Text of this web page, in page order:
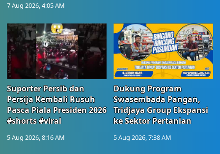
7 Aug 2026, 4:05 AM
Suporter Persib dan
Persija Kembali Rusuh
Pasca Piala Presiden 2026
#shorts #viral
5 Aug 2026, 8:16 AM
Dukung Program
Swasembada Pangan,
Tridjaya Group Ekspansi
ke Sektor Pertanian
5 Aug 2026, 7:38 AM